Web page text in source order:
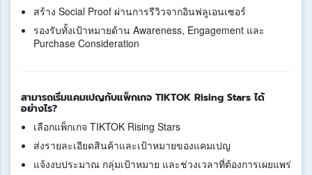
สร้าง Social Proof ผ่านการรีวิวจากอินฟลูเอนเซอร์
รองรับทั้งเป้าหมายด้าน Awareness, Engagement และ
Purchase Consideration
สามารถเริ่มแคมเปญกับแพ็กเกจ TIKTOK Rising Stars ได้
อย่างไร?
เลือกแพ็กเกจ TIKTOK Rising Stars
ส่งรายละเอียดสินค้าและเป้าหมายของแคมเปญ
แจ้งงบประมาณ กลุ่มเป้าหมาย และช่วงเวลาที่ต้องการเผยแพร่